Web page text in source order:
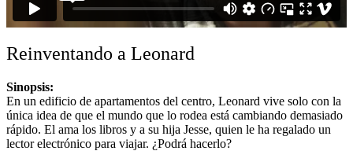
Reinventando a Leonard
Sinopsis:
En un edificio de apartamentos del centro, Leonard vive solo con la
única idea de que el mundo que lo rodea está cambiando demasiado
rápido. El ama los libros y a su hija Jesse, quien le ha regalado un
lector electrónico para viajar. ¿Podrá hacerlo?